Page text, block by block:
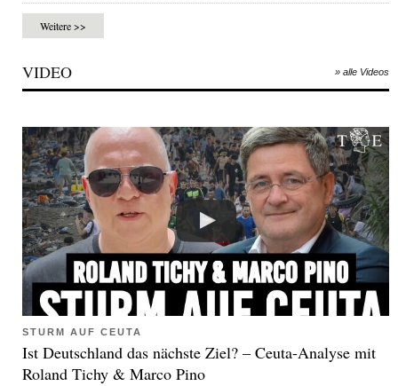
Weitere >>
VIDEO » alle Videos
STURM AUF CEUTA
Ist Deutschland das nächste Ziel? – Ceuta-Analyse mit
Roland Tichy & Marco Pino